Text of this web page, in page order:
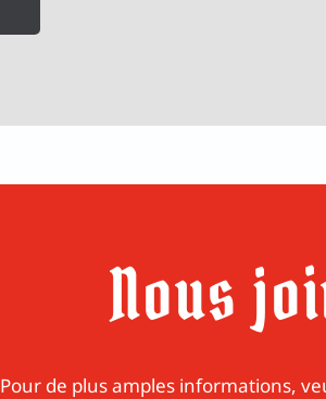
Nous
Pour de plus amples informations,